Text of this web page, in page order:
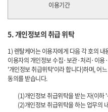
이용기간
5. 개인정보의 취급 위탁
1) 렌탈케어는 이용자에게 다음 각 호의
이용자의 개인정보 수집·보관·처리·이
'개인정보 취급위탁'이라 합니다)하며, 어
동의를 받습니다.
(1)개인정보 취급위탁을 받는 자(이하
(2)개인정보 취급위탁을 하는 업무의